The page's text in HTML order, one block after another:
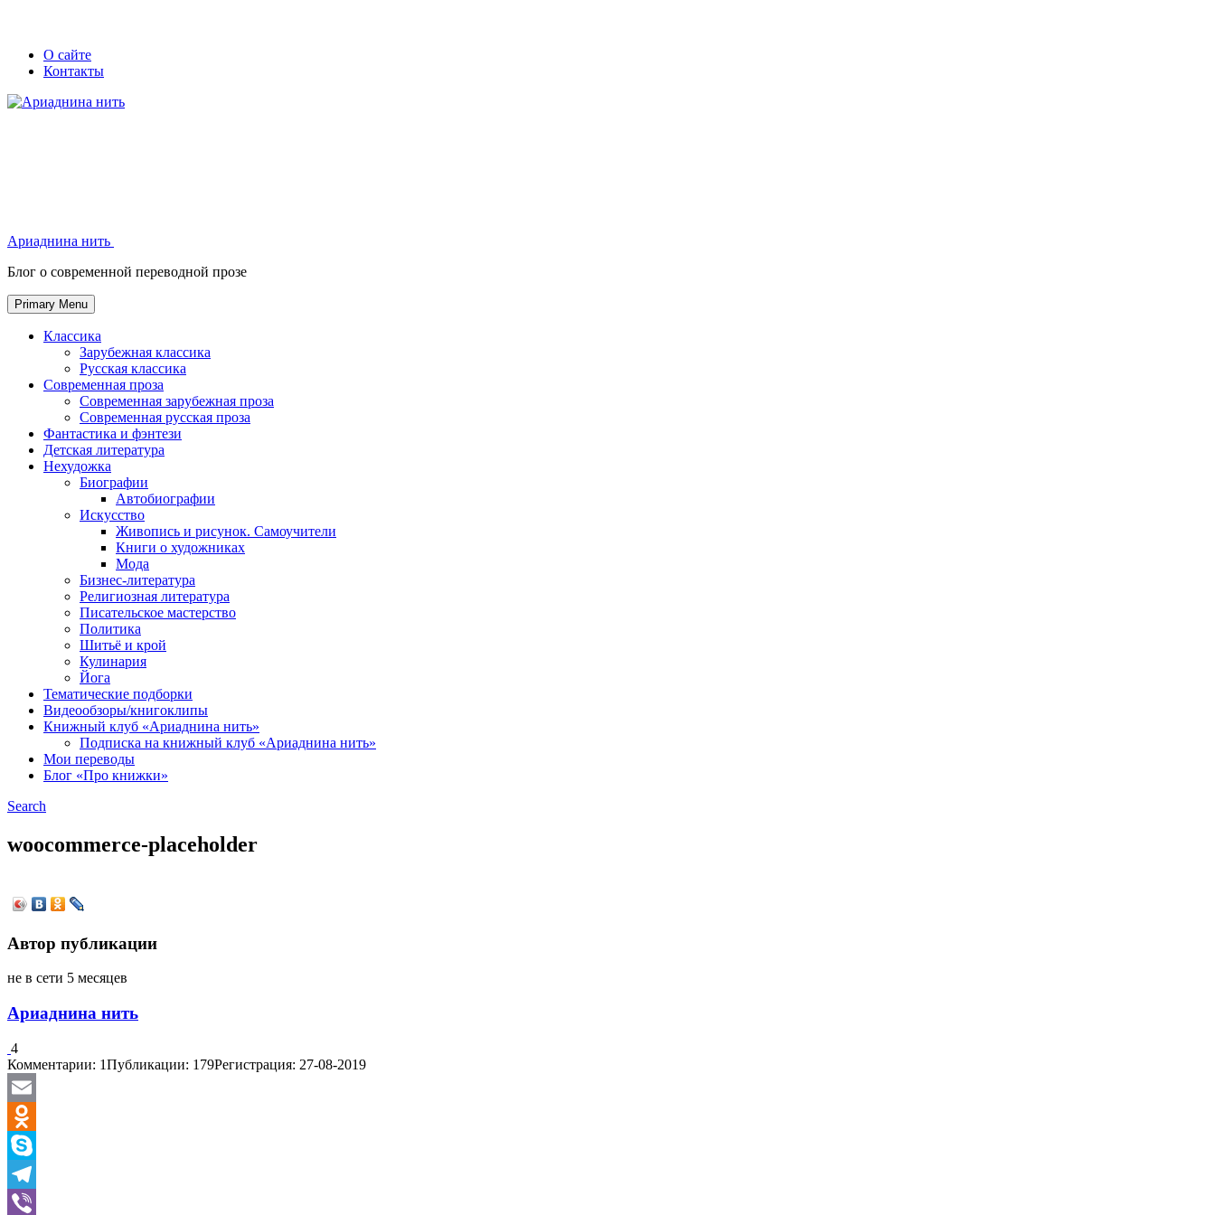
Skip
Secondary
left
navigation
Secondary
right
navigation
О сайте
Контакты
Ариаднина нить
Блог о современной переводной прозе
Primary Menu
Классика
Зарубежная классика
Русская классика
Современная проза
Современная зарубежная проза
Современная русская проза
Фантастика и фэнтези
Детская литература
Нехудожка
Биографии
Автобиографии
Искусство
Живопись и рисунок. Самоучители
Книги о художниках
Мода
Бизнес-литература
Религиозная литература
Писательское мастерство
Политика
Шитьё и крой
Кулинария
Йога
Тематические подборки
Видеообзоры/книгоклипы
Книжный клуб «Ариаднина нить»
Подписка на книжный клуб «Ариаднина нить»
Мои переводы
Блог «Про книжки»
Search
woocommerce-placeholder
Автор публикации
не в сети 5 месяцев
Ариаднина нить
4
Комментарии: 1Публикации: 179Регистрация: 27-08-2019
Email
Odnoklassniki
Skype
Telegram